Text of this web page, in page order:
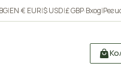
BG|EN·€ EUR|$ USD|£ GBP·Вход|